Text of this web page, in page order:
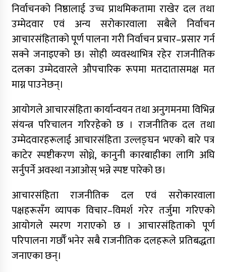
डाेल्पाकाे जगदुल्लाबाट जुम्ला आउँदै गरेकाे जिप
दुर्घटना, एकको मृत्यु
डाेल्पाकाे जगदुल्लाबाट जुम्ला आउँदै गरेकाे जिप
दुर्घटना, एकको मृत्यु
निर्वाचनको निष्ठालाई उच्च प्राथमिकतामा राखेर दल तथा
उम्मेदवार एवं अन्य सरोकारवाला सबैले निर्वाचन
आचारसंहिताको पूर्ण पालना गरी निर्वाचन प्रचार–प्रसार गर्न
सक्ने जनाइएको छ। सोही व्यवस्थाभित्र रहेर राजनीतिक
दलका उम्मेदवारले औपचारिक रूपमा मतदातासमक्ष मत
माग्न पाउनेछन्।
आयोगले आचारसंहिता कार्यान्वयन तथा अनुगमनमा विभिन्न
संयन्त्र परिचालन गरिरहेको छ । राजनीतिक दल तथा
उम्मेदवारहरूलाई आचारसंहिता उल्लङ्घन भएको बारे पत्र
काटेर स्पष्टीकरण सोध्ने, कानुनी कारबाहीका लागि अघि
सर्नुपर्ने अवस्था नआओस् भन्ने स्पष्ट पारेको छ।
आचारसंहिता राजनीतिक दल एवं सरोकारवाला
पक्षहरूसँग व्यापक विचार–विमर्श गरेर तर्जुमा गरिएको
आयोगले स्मरण गराएको छ । आचारसंहिताको पूर्ण
परिपालना गर्छौँ भनेर सबै राजनीतिक दलहरूले प्रतिबद्धता
जनाएका छन्।